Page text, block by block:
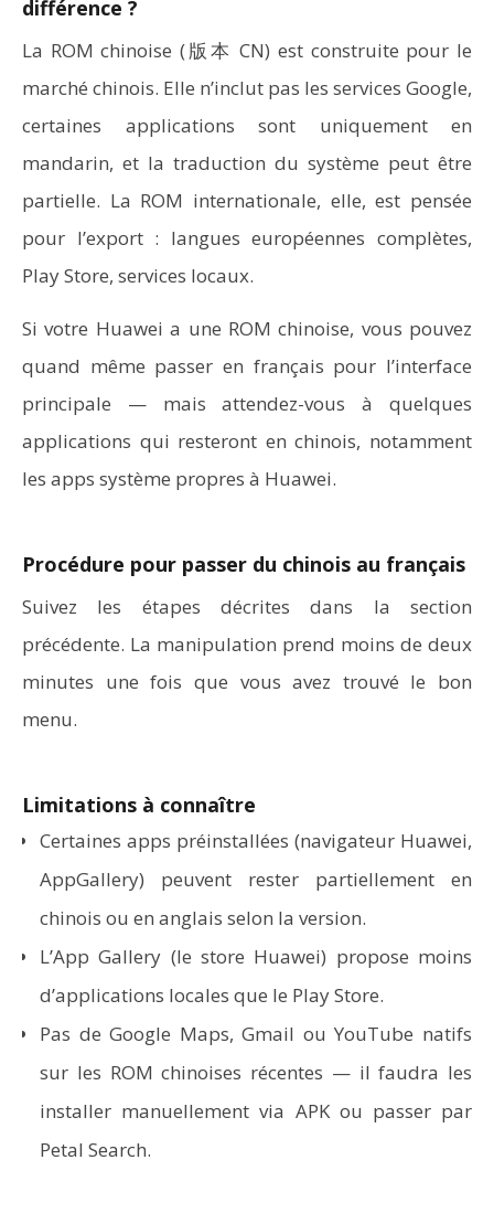
différence ?
La ROM chinoise (版本 CN) est construite pour le
marché chinois. Elle n’inclut pas les services Google,
certaines applications sont uniquement en
mandarin, et la traduction du système peut être
partielle. La ROM internationale, elle, est pensée
pour l’export : langues européennes complètes,
Play Store, services locaux.
Si votre Huawei a une ROM chinoise, vous pouvez
quand même passer en français pour l’interface
principale — mais attendez-vous à quelques
applications qui resteront en chinois, notamment
les apps système propres à Huawei.
Procédure pour passer du chinois au français
Suivez les étapes décrites dans la section
précédente. La manipulation prend moins de deux
minutes une fois que vous avez trouvé le bon
menu.
Limitations à connaître
Certaines apps préinstallées (navigateur Huawei,
AppGallery) peuvent rester partiellement en
chinois ou en anglais selon la version.
L’App Gallery (le store Huawei) propose moins
d’applications locales que le Play Store.
Pas de Google Maps, Gmail ou YouTube natifs
sur les ROM chinoises récentes — il faudra les
installer manuellement via APK ou passer par
Petal Search.